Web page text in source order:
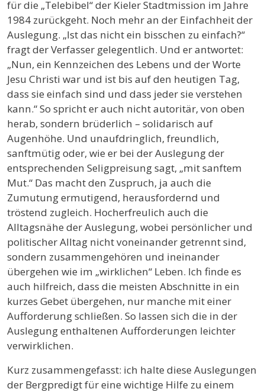
für die „Telebibel“ der Kieler Stadtmission im Jahre
1984 zurückgeht. Noch mehr an der Einfachheit der
Auslegung. „Ist das nicht ein bisschen zu einfach?“
fragt der Verfasser gelegentlich. Und er antwortet:
„Nun, ein Kennzeichen des Lebens und der Worte
Jesu Christi war und ist bis auf den heutigen Tag,
dass sie einfach sind und dass jeder sie verstehen
kann.“ So spricht er auch nicht autoritär, von oben
herab, sondern brüderlich – solidarisch auf
Augenhöhe. Und unaufdringlich, freundlich,
sanftmütig oder, wie er bei der Auslegung der
entsprechenden Seligpreisung sagt, „mit sanftem
Mut.“ Das macht den Zuspruch, ja auch die
Zumutung ermutigend, herausfordernd und
tröstend zugleich. Hocherfreulich auch die
Alltagsnähe der Auslegung, wobei persönlicher und
politischer Alltag nicht voneinander getrennt sind,
sondern zusammengehören und ineinander
übergehen wie im „wirklichen“ Leben. Ich finde es
auch hilfreich, dass die meisten Abschnitte in ein
kurzes Gebet übergehen, nur manche mit einer
Aufforderung schließen. So lassen sich die in der
Auslegung enthaltenen Aufforderungen leichter
verwirklichen.
Kurz zusammengefasst: ich halte diese Auslegungen
der Bergpredigt für eine wichtige Hilfe zu einem